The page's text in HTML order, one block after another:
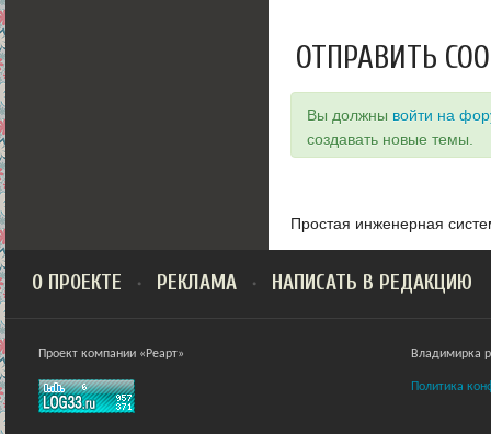
ОТПРАВИТЬ
Вы должны войти на
создавать новые темы.
Простая инженерная
О ПРОЕКТЕ РЕКЛАМА НАПИСАТЬ В РЕДАКЦИЮ
Проект компании «Реарт» Владимирка
Политика